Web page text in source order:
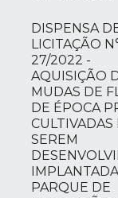
DISPENSA
LICITAÇÃO
27/2022 -
AQUISIÇÃO
MUDAS DE
DE ÉPOCA
CULTIVADAS
SEREM
PARQUE DE